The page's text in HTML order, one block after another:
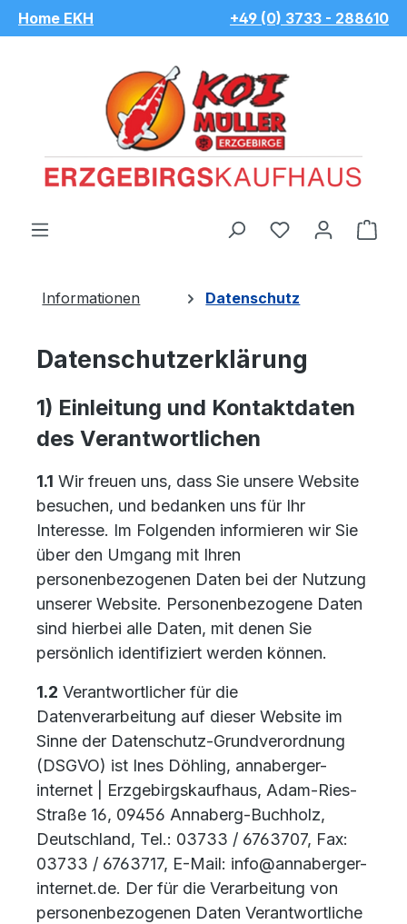
Zum Hauptinhalt springen
Home EKH +49 (0) 3733 - 288610
Du hast 0
Informationen Datenschutz
Datenschutzerklärung
1) Einleitung und Kontaktdaten
des Verantwortlichen
1.1 Wir freuen uns, dass Sie unsere Website
besuchen, und bedanken uns für Ihr
Interesse. Im Folgenden informieren wir Sie
über den Umgang mit Ihren
personenbezogenen Daten bei der Nutzung
unserer Website. Personenbezogene Daten
sind hierbei alle Daten, mit denen Sie
persönlich identifiziert werden können.
1.2 Verantwortlicher für die
Datenverarbeitung auf dieser Website im
Sinne der Datenschutz-Grundverordnung
(DSGVO) ist Ines Döhling, annaberger-
internet | Erzgebirgskaufhaus, Adam-Ries-
Straße 16, 09456 Annaberg-Buchholz,
Deutschland, Tel.: 03733 / 6763707, Fax:
03733 / 6763717, E-Mail: info@annaberger-
internet.de. Der für die Verarbeitung von
personenbezogenen Daten Verantwortliche